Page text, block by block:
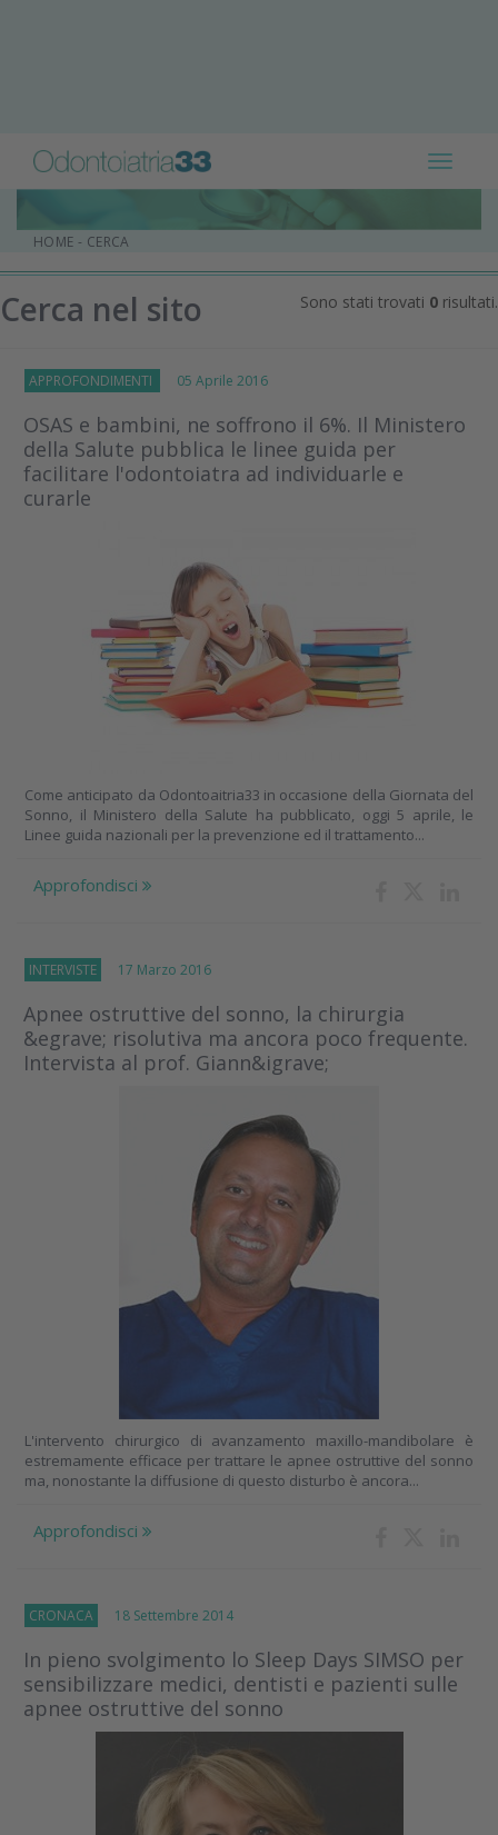
Toggle
HOME - CERCA
Cerca nel sito Sono stati trovati 0 risultati.
APPROFONDIMENTI 05 Aprile 2016
OSAS e bambini, ne soffrono il 6%. Il Ministero
della Salute pubblica le linee guida per
facilitare l'odontoiatra ad individuarle e
curarle
Come anticipato da Odontoaitria33 in occasione della Giornata del
Sonno, il Ministero della Salute ha pubblicato, oggi 5 aprile, le
Linee guida nazionali per la prevenzione ed il trattamento...
Approfondisci
INTERVISTE 17 Marzo 2016
Apnee ostruttive del sonno, la chirurgia
&egrave; risolutiva ma ancora poco frequente.
Intervista al prof. Giann&igrave;
L'intervento chirurgico di avanzamento maxillo-mandibolare è
estremamente efficace per trattare le apnee ostruttive del sonno
ma, nonostante la diffusione di questo disturbo è ancora...
Approfondisci
CRONACA 18 Settembre 2014
In pieno svolgimento lo Sleep Days SIMSO per
sensibilizzare medici, dentisti e pazienti sulle
apnee ostruttive del sonno